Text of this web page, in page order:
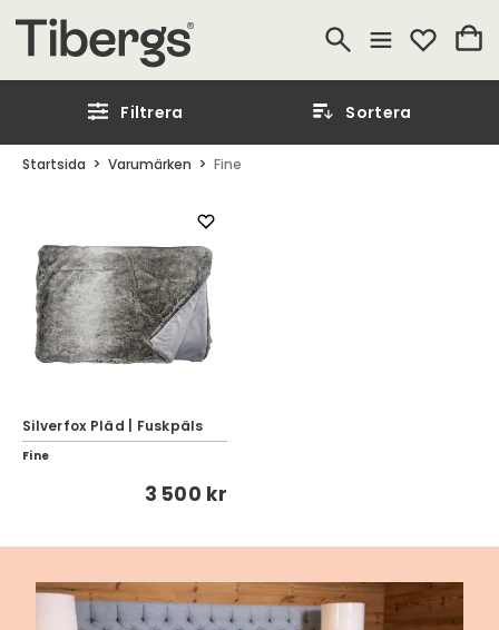
Filtrera Sortera
Startsida Varumärken Fine
Silverfox Pläd | Fuskpäls
Fine
3 500 kr